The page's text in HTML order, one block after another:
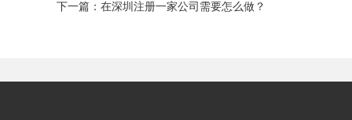
下一篇：在深圳注册一家公司需要怎么做？